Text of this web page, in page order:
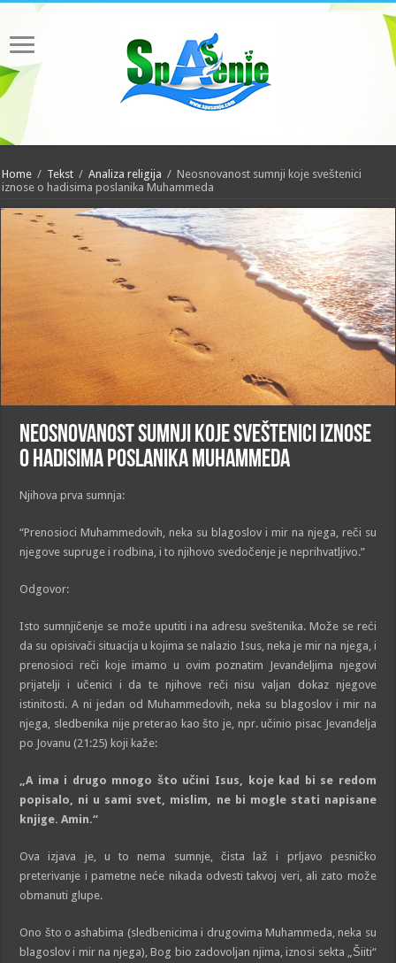
Home / Tekst / Analiza religija / Neosnovanost sumnji koje sveštenici
iznose o hadisima poslanika Muhammeda
Neosnovanost sumnji koje sveštenici iznose
o hadisima poslanika Muhammeda
Njihova prva sumnja:
“Prenosioci Muhammedovih, neka su blagoslov i mir na njega, reči su
njegove supruge i rodbina, i to njihovo svedočenje je neprihvatljivo.”
Odgovor:
Isto sumnjičenje se može uputiti i na adresu sveštenika. Može se reći
da su opisivači situacija u kojima se nalazio Isus, neka je mir na njega, i
prenosioci reči koje imamo u ovim poznatim Jevanđeljima njegovi
prijatelji i učenici i da te njihove reči nisu valjan dokaz njegove
istinitosti. A ni jedan od Muhammedovih, neka su blagoslov i mir na
njega, sledbenika nije preterao kao što je, npr. učinio pisac Jevanđelja
po Jovanu (21:25) koji kaže:
„A ima i drugo mnogo što učini Isus, koje kad bi se redom
popisalo, ni u sami svet, mislim, ne bi mogle stati napisane
knjige. Amin.“
Ova izjava je, u to nema sumnje, čista laž i prljavo pesničko
preterivanje i pametne neće nikada odvesti takvoj veri, ali zato može
obmanuti glupe.
Ono što o ashabima (sledbenicima i drugovima Muhammeda, neka su
blagoslov i mir na njega), Bog bio zadovoljan njima, iznosi sekta „Šiiti“